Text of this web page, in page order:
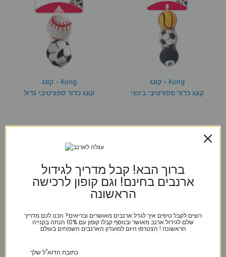
Kong - קונג
קונג כדור ספורטיבי בינוני
Kong - קונג
קונג כדור ספורטיבי גדול
הוספה לסל
ברוך הבא! קבל מדריך לגידול
ארנבים בחינם! וגם קופון לרכישה
הראשונה
רוצים לקבל טיפים איך לגדל ארנבים מאושרים ובריאים? הכנו לכם מדריך
שלם לגידול ארנב מאושר ובנוסף קבלו קופון עם 10% הנחה בקנייה
הראשונה ! הצטרפו היום למועדון הארנבים השמחים בעולם